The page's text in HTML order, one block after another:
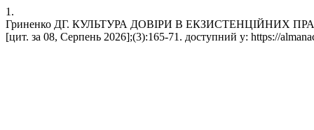
1.
Гриненко ДГ. КУЛЬТУРА ДОВІРИ В ЕКЗИСТЕНЦІЙНИХ
[цит. за 08, Серпень 2026];(3):165-71. доступний у: https://